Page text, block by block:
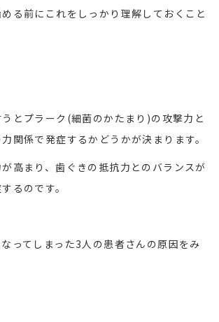
る前にこれをしっかり理解しておくこと
とプラーク(細菌のかたまり)の攻撃力と
関係で発症するかどうかが決まります。
高まり、歯ぐきの抵抗力とのバランスが
るのです。
ってしまった3人の患者さんの原因をみ